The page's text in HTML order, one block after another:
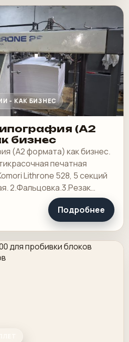
- КАК БИЗНЕС
(А2
бизнес
(А2 формата) как бизнес.
печатная
Lithrone 528, 5 секций
2.Фальцовка.3.Резак
Погрузчик.
Подробнее